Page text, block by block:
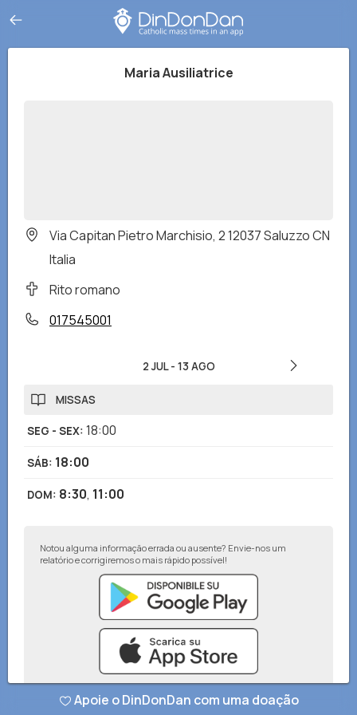
Maria Ausiliatrice
Via Capitan Pietro Marchisio, 2 12037 Saluzzo CN
Italia
Rito romano
017545001
2 JUL- 13 AGO
MISSAS
SEG - SEX: 18:00
SÁB: 18:00
DOM: 8:30, 11:00
Notou alguma informação errada ou ausente? Envie-nos um
relatório e corrigiremos o mais rápido possível!
Apoie o DinDonDan com uma doação